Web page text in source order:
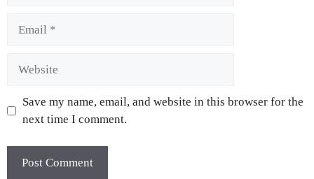
Save my name, email, and website in this browser for the
next time I comment.